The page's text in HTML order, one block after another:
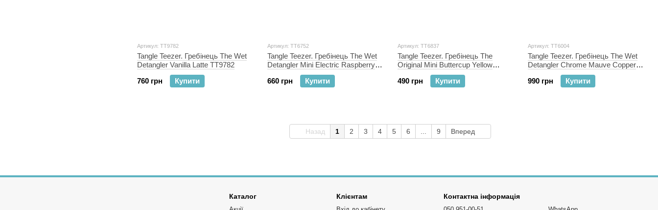
Артикул: TT9782
Tangle Teezer. Гребінець The Wet
Detangler Vanilla Latte ТТ9782
760 грн
Купити
Артикул: TT6752
Tangle Teezer. Гребінець The Wet
Detangler Mini Electric Raspberry
660 грн
Купити
Артикул: TT6837
Tangle Teezer. Гребінець The
Original Mini Buttercup Yellow
490 грн
Купити
Артикул: TT6004
Tangle Teezer. Гребінець The Wet
Detangler Chrome Mauve Copper
990 грн
Купити
Назад 1 2 3 4 5 6 ... 9 Вперед
Каталог Клієнтам Контактна інформація